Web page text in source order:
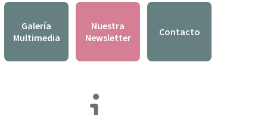
Galería
Multimedia
Nuestra
Newsletter
Contacto